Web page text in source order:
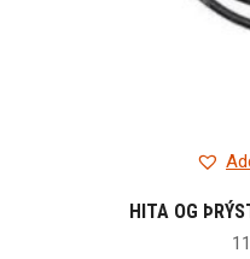
HITA OG